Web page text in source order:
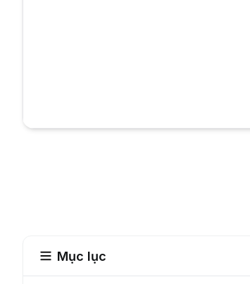
Mục lục